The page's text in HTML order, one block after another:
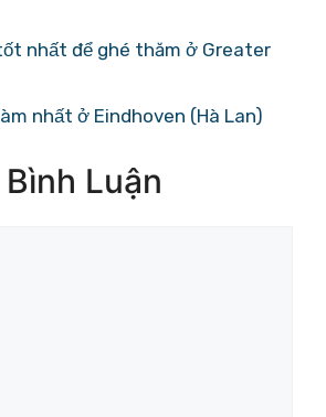
nhất để ghé thăm ở Greater
nhất ở Eindhoven (Hà Lan)
Luận